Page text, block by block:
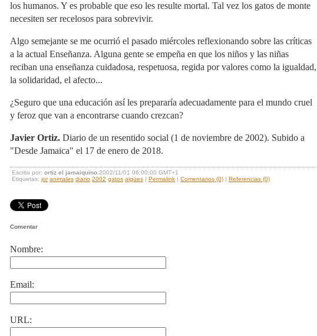
los humanos. Y es probable que eso les resulte mortal. Tal vez los gatos de monte
necesiten ser recelosos para sobrevivir.
Algo semejante se me ocurrió el pasado miércoles reflexionando sobre las críticas
a la actual Enseñanza. Alguna gente se empeña en que los niños y las niñas
reciban una enseñanza cuidadosa, respetuosa, regida por valores como la igualdad,
la solidaridad, el afecto...
¿Seguro que una educación así les prepararía adecuadamente para el mundo cruel
y feroz que van a encontrarse cuando crezcan?
Javier Ortiz. Diario de un resentido social (1 de noviembre de 2002). Subido a
"Desde Jamaica" el 17 de enero de 2018.
Escrito por: ortiz el jamaiquino .2002/11/01 06:00:00 GMT+1
Etiquetas: jor animales diario 2002 gatos aigües | Permalink | Comentarios (0) | Referencias (0)
Comentar
Nombre:
Email:
URL: